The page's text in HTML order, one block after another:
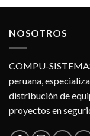
NOSOTROS
COMPU-
peruana,
distribución de
proyectos en